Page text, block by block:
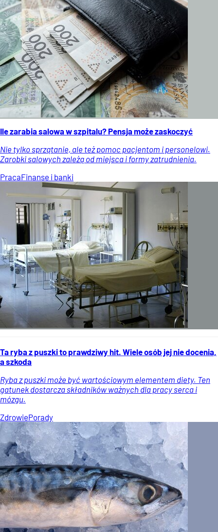
Ile zarabia salowa w szpitalu? Pensja może zaskoczyć
Nie tylko sprzątanie, ale też pomoc pacjentom i personelowi.
Zarobki salowych zależą od miejsca i formy zatrudnienia.
PracaFinanse i banki
Ta ryba z puszki to prawdziwy hit. Wiele osób jej nie docenia,
a szkoda
Ryba z puszki może być wartościowym elementem diety. Ten
gatunek dostarcza składników ważnych dla pracy serca i
mózgu.
ZdrowiePorady